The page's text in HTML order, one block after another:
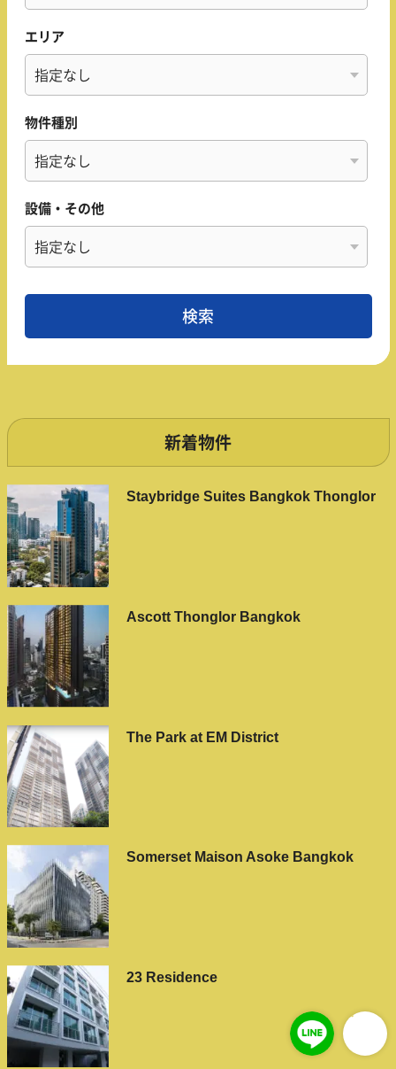
エリア
物件種別
設備・その他
新着物件
Staybridge Suites Bangkok Thonglor
Ascott Thonglor Bangkok
The Park at EM District
Somerset Maison Asoke Bangkok
23 Residence